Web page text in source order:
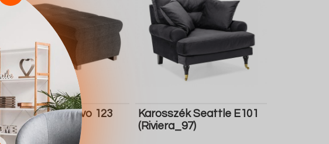
Puha pad Comfivo 123
(Majorka 03)
Karosszék Seattle E101
(Riviera_97)